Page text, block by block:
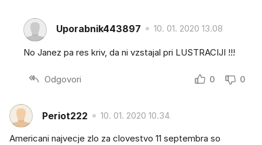
Uporabnik443897 10. 01. 2020 13.08
No Janez pa res kriv, da ni vzstajal pri LUSTRACIJI !!!
Odgovori 0 0
Periot222 10. 01. 2020 10.34
Americani najvecje zlo za clovestvo 11 septembra so